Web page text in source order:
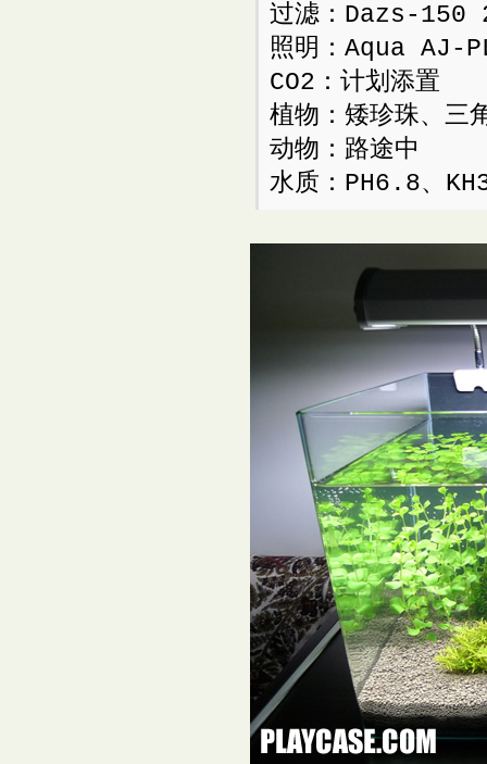
过滤：Dazs-150
照明：Aqua AJ-
CO2：计划添置
植物：矮珍珠、三
动物：路途中
水质：PH6.8、